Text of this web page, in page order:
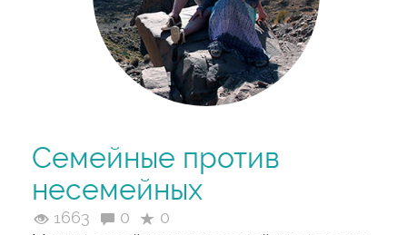
Семейные против
несемейных
1663 0
0